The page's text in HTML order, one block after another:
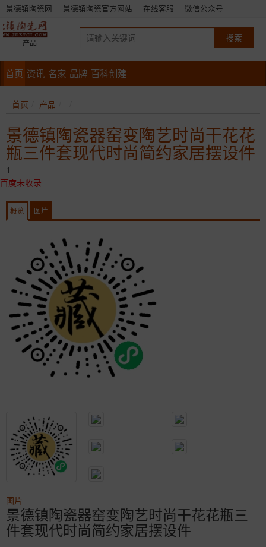
景德镇陶瓷网 景德镇陶瓷官方网站 在线客服 微信公众号
产品
首页 资讯 名家 品牌 百科创建
首页 产品
景德镇陶瓷器窑变陶艺时尚干花花
瓶三件套现代时尚简约家居摆设件
1
百度未收录
概览 图片
图片
景德镇陶瓷器窑变陶艺时尚干花花瓶三
件套现代时尚简约家居摆设件